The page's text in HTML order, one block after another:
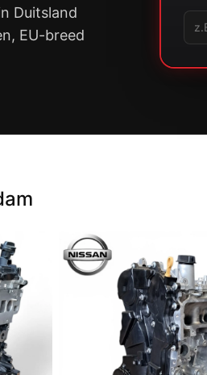
Duitsland
EU-breed